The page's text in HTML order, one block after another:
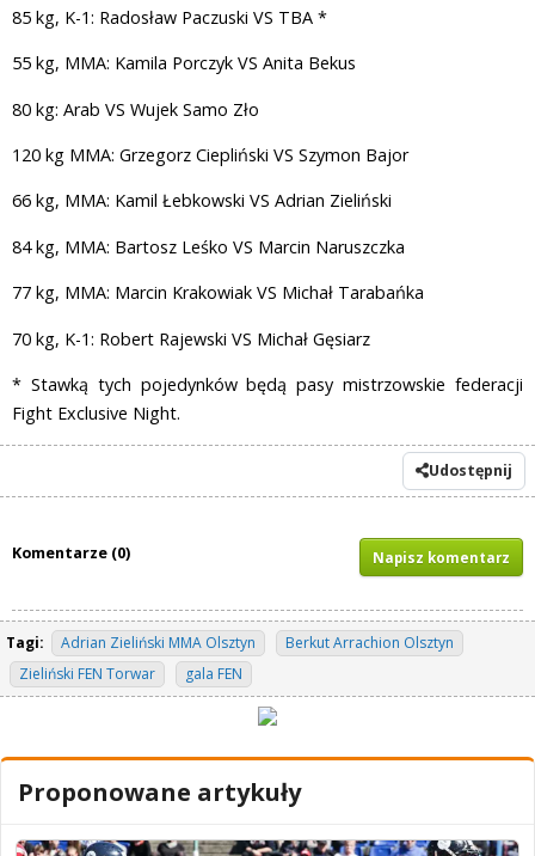
85 kg, K-1: Radosław Paczuski VS TBA *
55 kg, MMA: Kamila Porczyk VS Anita Bekus
80 kg: Arab VS Wujek Samo Zło
120 kg MMA: Grzegorz Ciepliński VS Szymon Bajor
66 kg, MMA: Kamil Łebkowski VS Adrian Zieliński
84 kg, MMA: Bartosz Leśko VS Marcin Naruszczka
77 kg, MMA: Marcin Krakowiak VS Michał Tarabańka
70 kg, K-1: Robert Rajewski VS Michał Gęsiarz
* Stawką tych pojedynków będą pasy mistrzowskie federacji
Fight Exclusive Night.
Udostępnij
Komentarze (0) Napisz komentarz
Tagi: Adrian Zieliński MMA Olsztyn
Berkut Arrachion Olsztyn
Zieliński FEN Torwar
gala FEN
Proponowane artykuły